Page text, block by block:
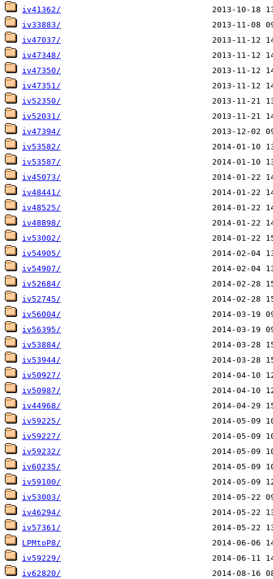
iv41362/
iv33883/
iv47037/
iv47348/
iv47350/
iv47351/
iv52350/
iv52031/
iv47394/
iv53582/
iv53587/
iv45073/
iv48441/
iv48525/
iv48898/
iv53002/
iv54905/
iv54907/
iv52684/
iv52745/
iv56004/
iv56395/
iv53884/
iv53944/
iv50927/
iv50987/
iv44968/
iv59225/
iv59227/
iv59232/
iv60235/
iv59100/
iv53003/
iv46294/
iv57361/
LPMtoP8/
iv59229/
iv62820/